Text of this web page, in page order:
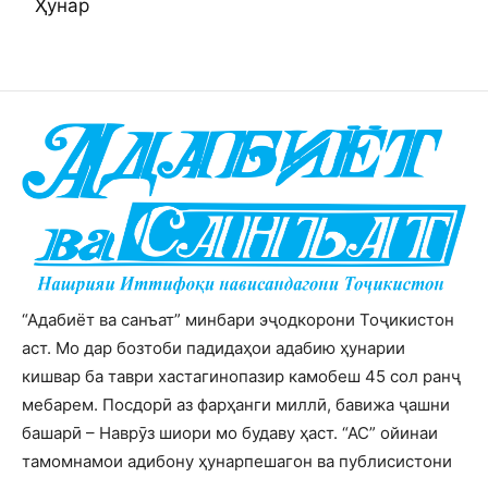
Ҳунар
“Адабиёт ва санъат” минбари эҷодкорони Тоҷикистон
аст. Мо дар бозтоби падидаҳои адабию ҳунарии
кишвар ба таври хастагинопазир камобеш 45 сол ранҷ
мебарем. Посдорӣ аз фарҳанги миллӣ, бавижа ҷашни
башарӣ – Наврӯз шиори мо будаву ҳаст. “АС” ойинаи
тамомнамои адибону ҳунарпешагон ва публисистони